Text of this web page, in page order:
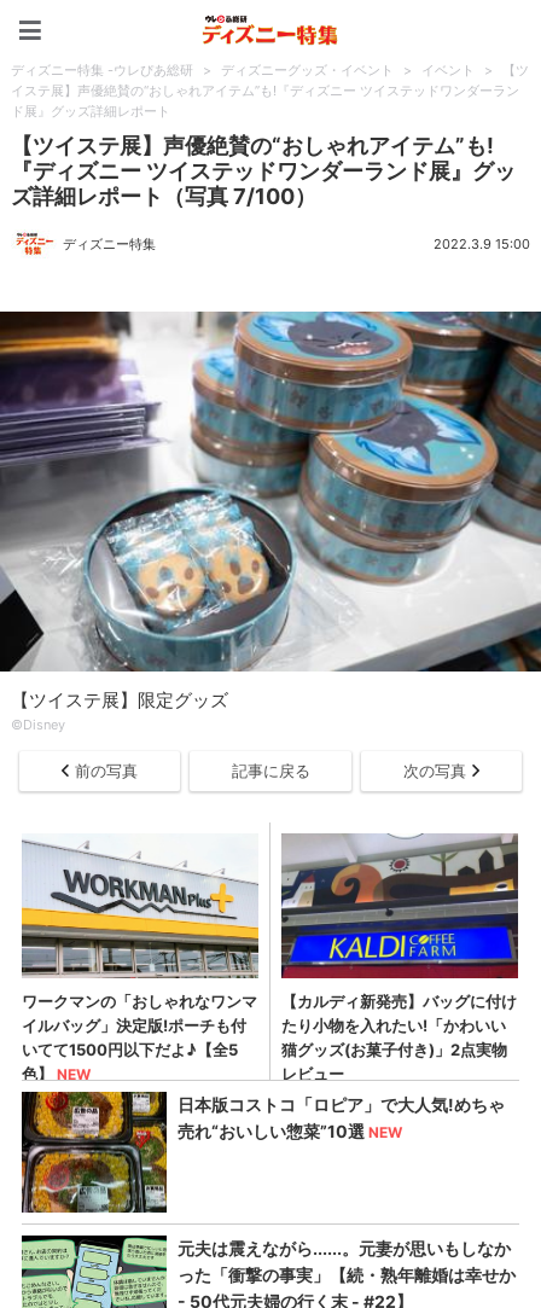
ディズニー特集 -ウレぴあ総研 > ディズニーグッズ・イベント > イベント >
【ツ
イステ展】声優絶賛の“おしゃれアイテム”も!『ディズニー ツイステッドワンダーラン
ド展』グッズ詳細レポート
【ツイステ展】声優絶賛の“おしゃれアイテム”も!
『ディズニー ツイステッドワンダーランド展』グッ
ズ詳細レポート（写真 7/100）
ディズニー特集 2022.3.9 15:00
【ツイステ展】限定グッズ
©Disney
前の写真 記事に戻る 次の写真